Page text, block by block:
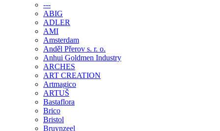
---
ABIG
ADLER
AMI
Amsterdam
Anděl Přerov s. r. o.
Anhui Goldmen Industry
ARCHES
ART CREATION
Artmagico
ARTUŠ
Bastaflora
Brico
Bristol
Bruynzeel